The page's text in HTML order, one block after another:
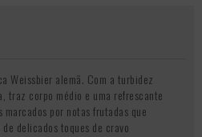
Weissbier alemã. Com a turbidez
traz corpo médio e uma refrescante
por notas frutadas que
delicados toques de cravo